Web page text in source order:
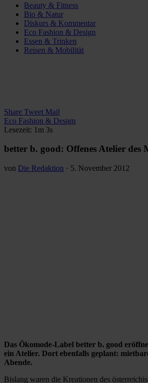
Beauty & Fitness
Bio & Natur
Diskurs & Kommentar
Eco Fashion & Design
Essen & Trinken
Reisen & Mobilität
Share Tweet Mail
Eco Fashion & Design
Lesezeit: 1m 3s
better b. good: Offenes Atelier des
von Die Redaktion · 5. November 2012
Das Ökomode-Label better b. good
ein Atelier. Dort ebenfalls geplant:
Abende.
Bislang waren die Kreationen des